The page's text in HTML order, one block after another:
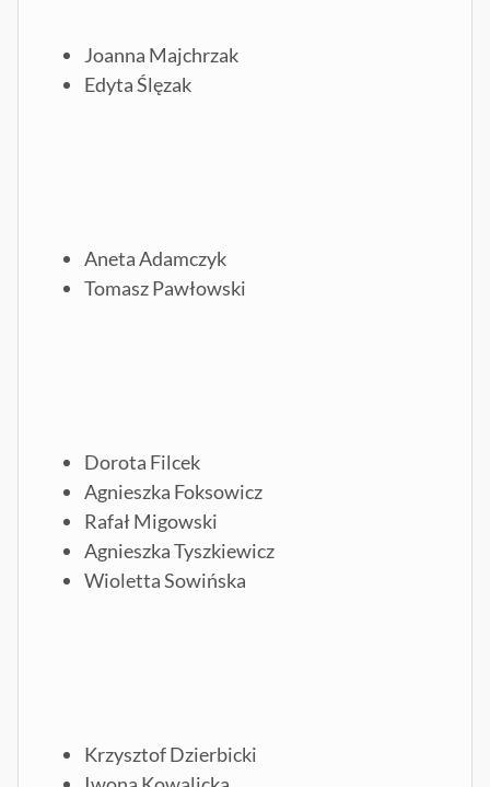
Joanna Majchrzak
Edyta Ślęzak
Aneta Adamczyk
Tomasz Pawłowski
Dorota Filcek
Agnieszka Foksowicz
Rafał Migowski
Agnieszka Tyszkiewicz
Wioletta Sowińska
Krzysztof Dzierbicki